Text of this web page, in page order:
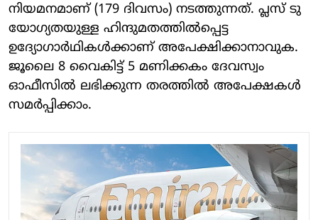
നിയമനമാണ് (179 ദിവസം) നടത്തുന്നത്. പ്ലസ് ടു
യോഗ്യതയുള്ള ഹിന്ദുമതത്തിൽപ്പെട്ട
ഉദ്യോഗാർഥികൾക്കാണ് അപേക്ഷിക്കാനാവുക.
ജൂലൈ 8 വൈകിട്ട് 5 മണിക്കകം ദേവസ്വം
ഓഫീസിൽ ലഭിക്കുന്ന തരത്തിൽ അപേക്ഷകൾ
സമർപ്പിക്കാം.